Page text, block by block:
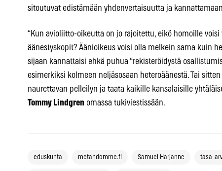
sitoutuvat edistämään yhdenvertaisuutta ja
“Kun avioliitto-oikeutta on jo rajoitettu, eikö homoille
äänestyskopit? Äänioikeus voisi olla melkein sama kuin
sijaan kannattaisi ehkä puhua “rekisteröidystä
esimerkiksi kolmeen neljäsosaan heteroäänestä. Tai
naurettavan pelleilyn ja taata kaikille kansalaisille
Tommy Lindgren omassa tukiviestissään.
eduskunta metahdomme.fi Samuel Harjanne tasa-